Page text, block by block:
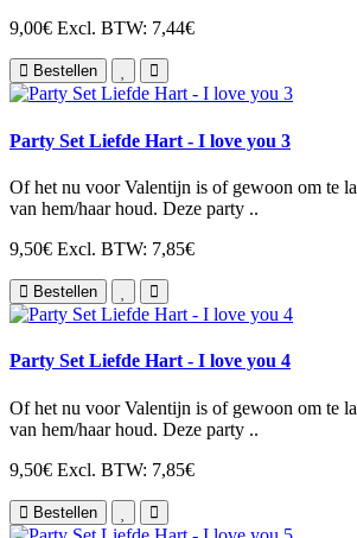
9,00€ Excl. BTW: 7,44€
Bestellen
Party Set Liefde Hart - I love you 3
Of het nu voor Valentijn is of gewoon om te
van hem/haar houd. Deze party ..
9,50€ Excl. BTW: 7,85€
Bestellen
Party Set Liefde Hart - I love you 4
Of het nu voor Valentijn is of gewoon om te
van hem/haar houd. Deze party ..
9,50€ Excl. BTW: 7,85€
Bestellen